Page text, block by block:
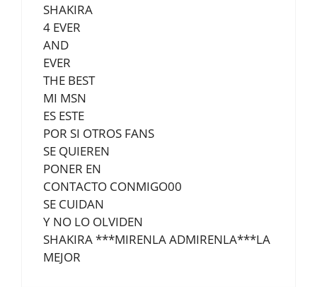
SHAKIRA
4 EVER
AND
EVER
THE BEST
MI MSN
ES ESTE
POR SI OTROS FANS
SE QUIEREN
PONER EN
CONTACTO CONMIGO00
SE CUIDAN
Y NO LO OLVIDEN
SHAKIRA ***MIRENLA ADMIRENLA***LA
MEJOR